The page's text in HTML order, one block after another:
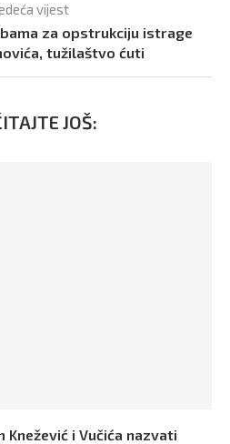
vijest
za opstrukciju istrage
tužilaštvo ćuti
JOŠ:
Knežević i Vučića nazvati